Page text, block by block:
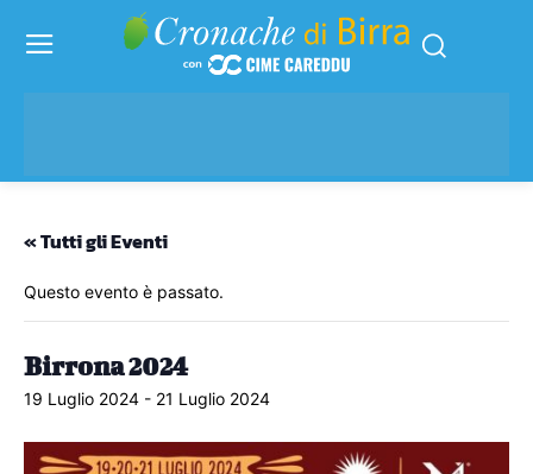
« Tutti gli Eventi
Questo evento è passato.
Birrona 2024
19 Luglio 2024 - 21 Luglio 2024